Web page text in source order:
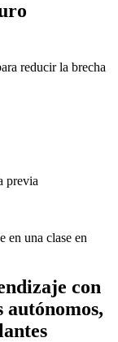
reducir la brecha
previa
con